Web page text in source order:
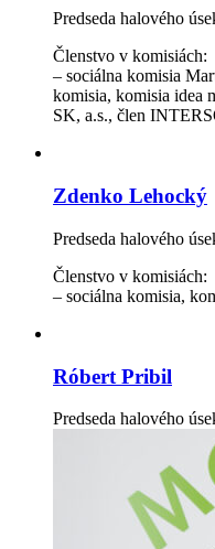
Predseda halového
Členstvo v komisiách:
– sociálna komisia
komisia, komisia idea
SK, a.s., člen
Zdenko Lehocký
Predseda halového
Členstvo v komisiách:
– sociálna komisia,
Róbert Pribil
Predseda halového